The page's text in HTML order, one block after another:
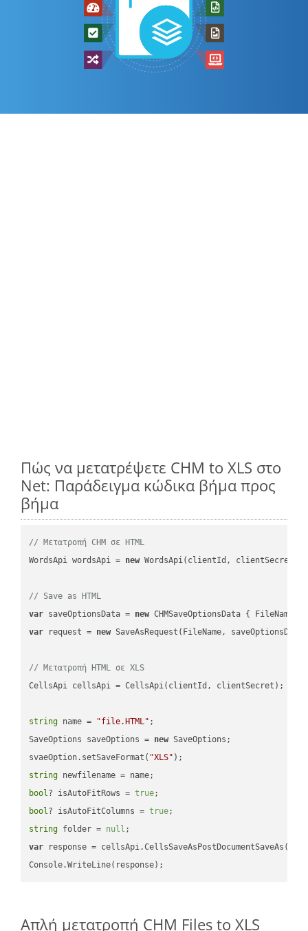
Πώς να μετατρέψετε CHM to XLS στο
Net: Παράδειγμα κώδικα βήμα προς
βήμα
// Μετατροπή CHM σε HTML
WordsApi wordsApi = new WordsApi(clientId, clientSecret);
// Save as HTML
var saveOptionsData = new CHMSaveOptionsData { FileName =
var request = new SaveAsRequest(FileName,
// Μετατροπή HTML σε XLS
CellsApi cellsApi = CellsApi(clientId, clientSecret);
string name = "file.HTML" ;
SaveOptions saveOptions = new SaveOptions;
svaeOption.setSaveFormat( "XLS"
string
bool? isAutoFitRows = true
bool? isAutoFitColumns = true
string folder = null
var response =
Απλή μετατροπή CHM Files to XLS